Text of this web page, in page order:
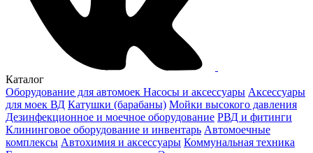
Каталог
Оборудование для автомоек Насосы и аксессуары Аксессуары
для моек ВД Катушки (барабаны) Мойки высокого давления
Дезинфекционное и моечное оборудование РВД и фитинги
Клининговое оборудование и инвентарь Автомоечные
комплексы Автохимия и аксессуары Коммунальная техника